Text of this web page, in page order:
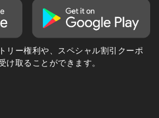
リー権利や、スペシャル割引クーポ
け取ることができます。